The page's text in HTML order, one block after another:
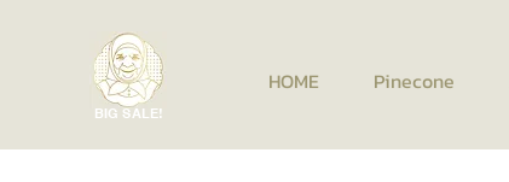
BIG SALE!
HOME Pinecone